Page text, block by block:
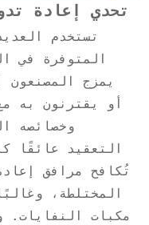
تحدي إعادة
تستخدم
المتوفرة في
يمزج المصنعون
أو يقترنون به
وخصائصه
التعقيد عائقًا
تُكافح مرافق
المختلطة،
مكبات النفايات.